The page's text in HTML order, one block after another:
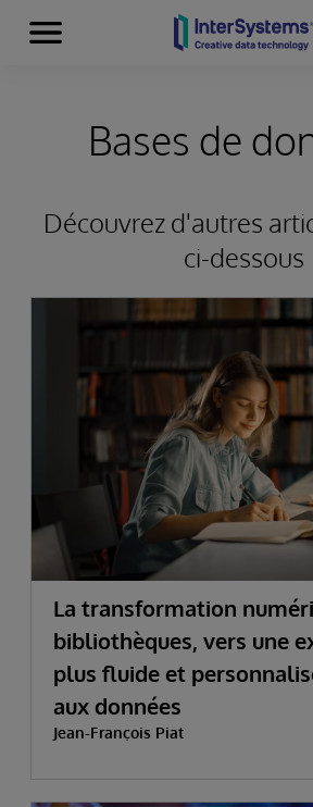
Skip to content
Menu
Bases de
Découvrez d'autres
ci-dessous
La transformation
bibliothèques, vers une
plus fluide et
aux données
Jean-François Piat